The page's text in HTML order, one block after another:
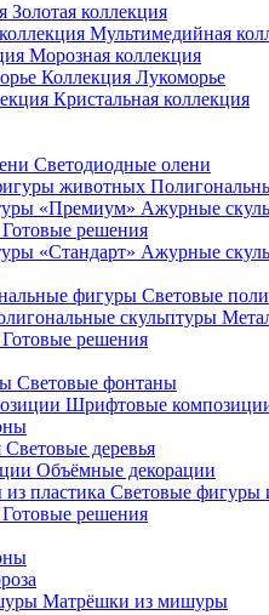
Золотая коллекция
Мультимедийная
Морозная коллекция
Коллекция Лукоморье
Кристальная коллекция
Светодиодные олени
Ажурные
Готовые решения
Ажурные
Световые
Готовые решения
Световые фонтаны
Шрифтовые
Световые деревья
Объёмные декорации
Световые фигуры
Готовые решения
Матрёшки из мишуры